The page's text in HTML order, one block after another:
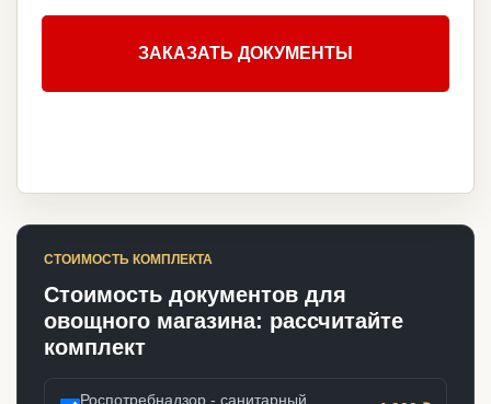
ЗАКАЗАТЬ ДОКУМЕНТЫ
СТОИМОСТЬ КОМПЛЕКТА
Стоимость документов для
овощного магазина: рассчитайте
комплект
Роспотребнадзор - санитарный